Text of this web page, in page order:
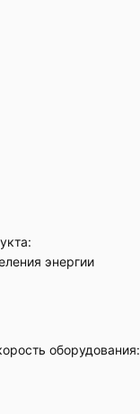
энергии
оборудования: